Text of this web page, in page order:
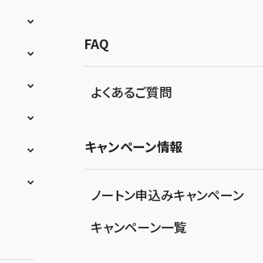
FAQ
よくあるご質問
キャンペーン情報
ノートン申込みキャンペーン
キャンペーン一覧